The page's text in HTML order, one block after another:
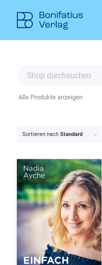
Sortieren nach Standard
Alle Produkte anzeigen